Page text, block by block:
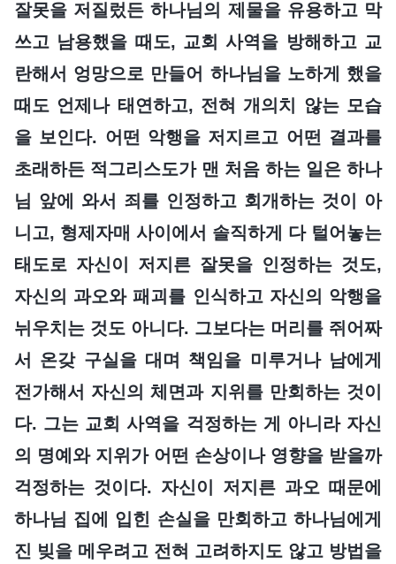
잘못을 저질렀든 하나님의 제물을 유용하고 막
쓰고 남용했을 때도, 교회 사역을 방해하고 교
란해서 엉망으로 만들어 하나님을 노하게 했을
때도 언제나 태연하고, 전혀 개의치 않는 모습
을 보인다. 어떤 악행을 저지르고 어떤 결과를
초래하든 적그리스도가 맨 처음 하는 일은 하나
님 앞에 와서 죄를 인정하고 회개하는 것이 아
니고, 형제자매 사이에서 솔직하게 다 털어놓는
태도로 자신이 저지른 잘못을 인정하는 것도,
자신의 과오와 패괴를 인식하고 자신의 악행을
뉘우치는 것도 아니다. 그보다는 머리를 쥐어짜
서 온갖 구실을 대며 책임을 미루거나 남에게
전가해서 자신의 체면과 지위를 만회하는 것이
다. 그는 교회 사역을 걱정하는 게 아니라 자신
의 명예와 지위가 어떤 손상이나 영향을 받을까
걱정하는 것이다. 자신이 저지른 과오 때문에
하나님 집에 입힌 손실을 만회하고 하나님에게
진 빚을 메우려고 전혀 고려하지도 않고 방법을